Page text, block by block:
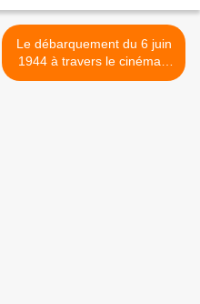
Le débarquement du 6 juin
1944 à travers le cinéma -
PPO >